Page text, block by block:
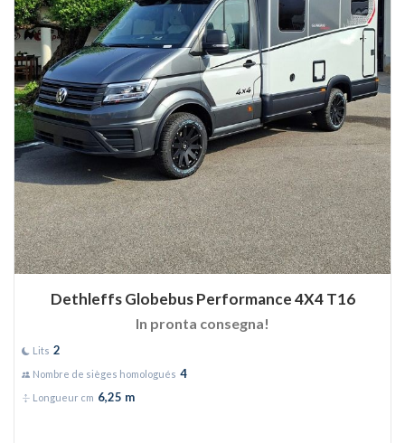
Dethleffs Globebus Performance 4X4 T16
In pronta consegna!
Lits 2
Nombre de sièges homologués 4
Longueur cm 6,25 m